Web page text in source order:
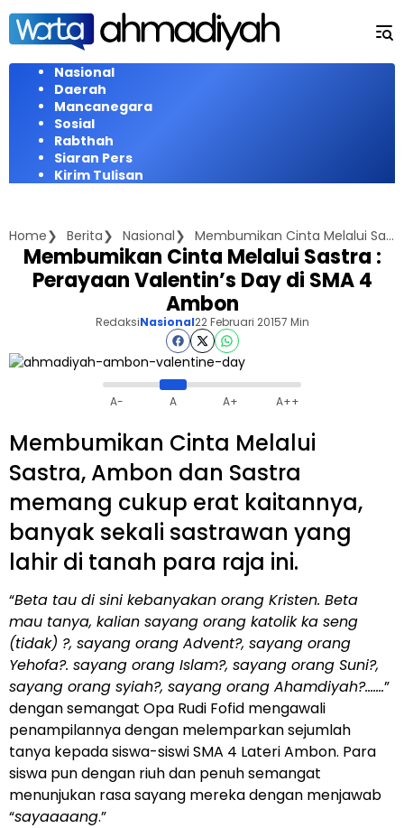
Langsung
konten
Nasional
Daerah
Mancanegara
Sosial
Rabthah
Siaran Pers
Kirim Tulisan
Home Berita Nasional Membumikan Cinta Melalui Sastra : Perayaan Valentin's Day di SMA 4 Ambon
Membumikan Cinta Melalui Sastra :
Perayaan Valentin’s Day di SMA 4
Ambon
RedaksiNasional22 Februari 20157 Min
A- A A+ A++
Membumikan Cinta Melalui
Sastra, Ambon dan Sastra
memang cukup erat kaitannya,
banyak sekali sastrawan yang
lahir di tanah para raja ini.
“Beta tau di sini kebanyakan orang Kristen. Beta
mau tanya, kalian sayang orang katolik ka seng
(tidak) ?, sayang orang Advent?, sayang orang
Yehofa?. sayang orang Islam?, sayang orang Suni?,
sayang orang syiah?, sayang orang Ahamdiyah?…….”
dengan semangat Opa Rudi Fofid mengawali
penampilannya dengan melemparkan sejumlah
tanya kepada siswa-siswi SMA 4 Lateri Ambon. Para
siswa pun dengan riuh dan penuh semangat
menunjukan rasa sayang mereka dengan menjawab
“sayaaaang.”